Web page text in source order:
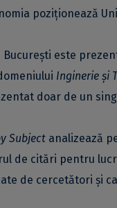
poziționează
este
Inginerie și
doar de un
Subject analizează
de citări pentru
de cercetători și